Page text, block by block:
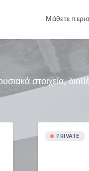
Μάθετε
στοιχεία,
PRIVATE